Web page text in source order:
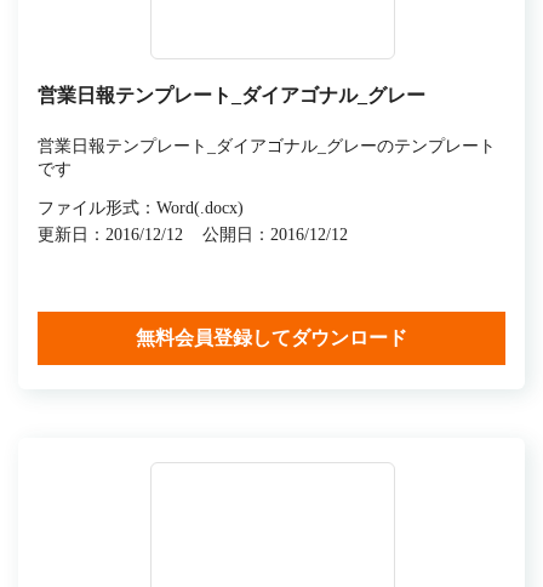
営業日報テンプレート_ダイアゴナル_グレー
営業日報テンプレート_ダイアゴナル_グレーのテンプレート
です
ファイル形式：Word(.docx)
更新日：2016/12/12
公開日：2016/12/12
無料会員登録してダウンロード